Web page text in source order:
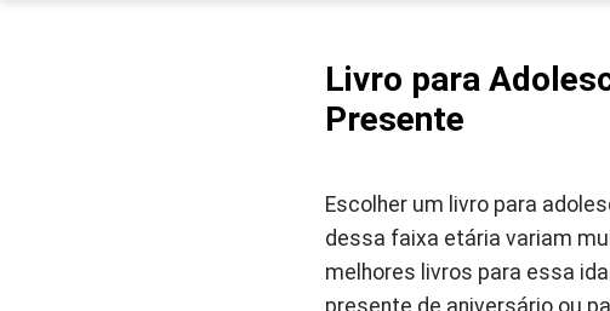
Livro para
Presente
Escolher um livro para
dessa faixa etária variam
melhores livros para essa
presente de aniversário ou